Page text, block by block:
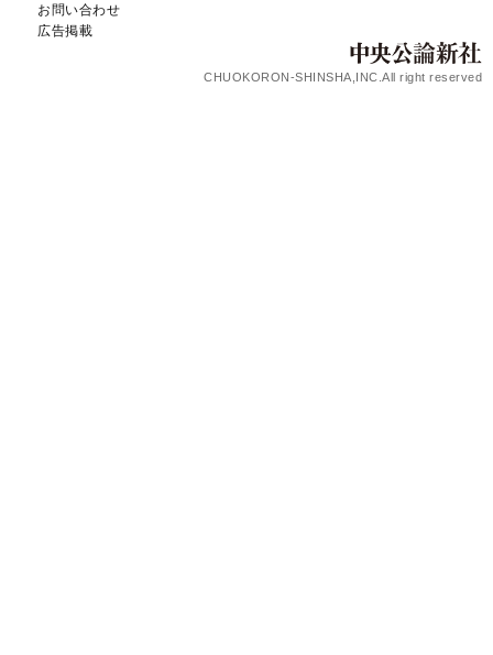
お問い合わせ
広告掲載
CHUOKORON-SHINSHA,INC.All right reserved